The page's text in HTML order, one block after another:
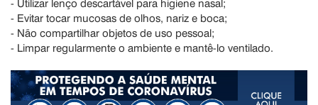
- Evitar tocar mucosas de olhos, nariz e boca;
- Não compartilhar objetos de uso pessoal;
- Limpar regularmente o ambiente e mantê-lo ventilado.